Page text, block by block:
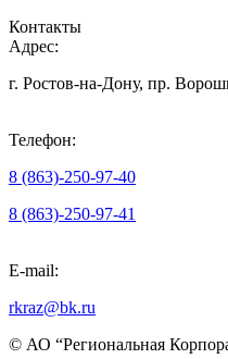
Контакты
Адрес:
г. Ростов-на-Дону, пр.
Телефон:
8 (863)-250-97-40
8 (863)-250-97-41
E-mail:
rkraz@bk.ru
© АО “Региональная